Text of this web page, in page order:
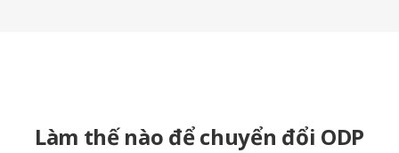
Làm thế nào để chuyển đổi ODP